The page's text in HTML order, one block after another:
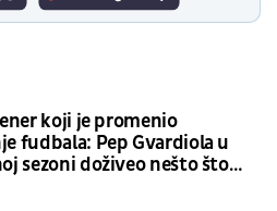
koji je promenio
fudbala: Pep Gvardiola u
sezoni doživeo nešto što